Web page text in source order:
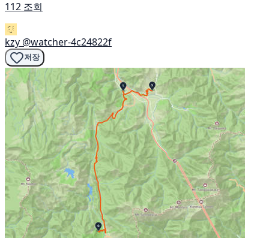
112 조회
kzy @watcher-4c24822f
저장